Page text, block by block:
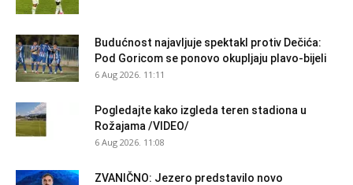
Budućnost najavljuje spektakl protiv Dečića:
Pod Goricom se ponovo okupljaju plavo-bijeli
6 Aug 2026. 11:11
Pogledajte kako izgleda teren stadiona u
Rožajama /VIDEO/
6 Aug 2026. 11:08
ZVANIČNO: Jezero predstavilo novo